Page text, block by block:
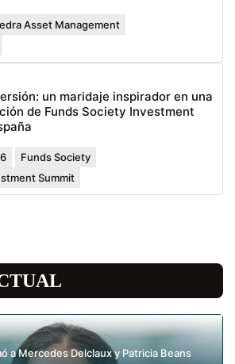
Asset Management
un maridaje inspirador en una
de Funds Society Investment
Funds Society
Summit
a Mercedes Delclaux y Patricia Beans